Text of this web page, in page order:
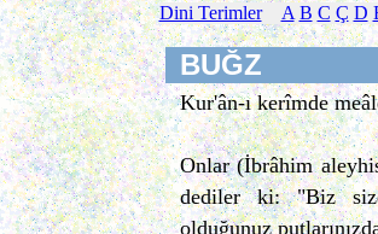
Dini Terimler A B C Ç D
BUĞZ
Kur'ân-ı kerîmde
Onlar (İbrâhim
dediler ki: "Biz
olduğunuz